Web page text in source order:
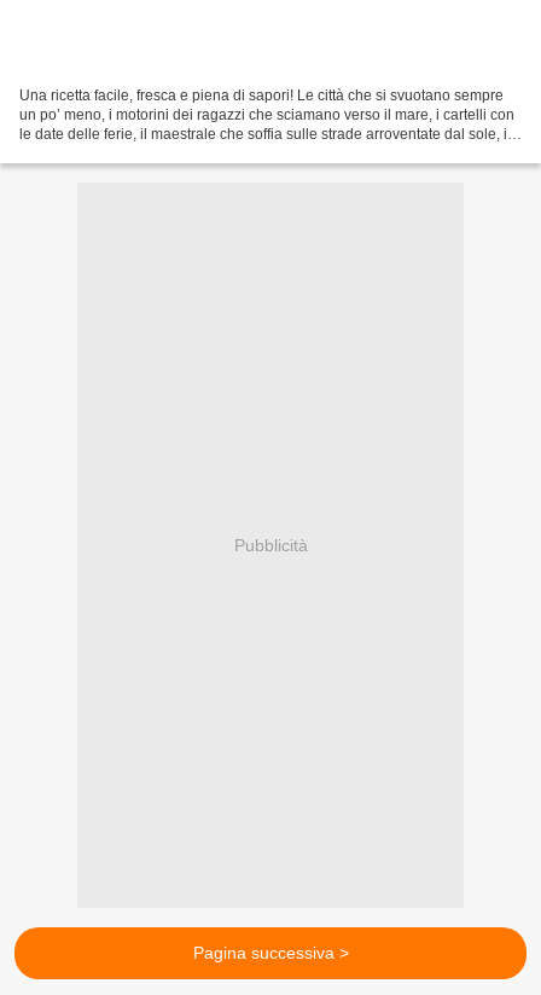
Una ricetta facile, fresca e piena di sapori! Le città che si svuotano sempre
un po’ meno, i motorini dei ragazzi che sciamano verso il mare, i cartelli con
le date delle ferie, il maestrale che soffia sulle strade arroventate dal sole, i
Pubblicità
Pagina successiva >